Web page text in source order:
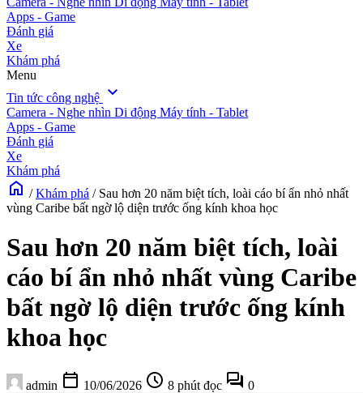
Apps - Game
Đánh giá
Xe
Khám phá
Menu
Tin tức công nghệ expand_more
Camera - Nghe nhìn Di động Máy tính - Tablet
Apps - Game
Đánh giá
Xe
Khám phá
home / Khám phá / Sau hơn 20 năm biệt tích, loài cáo bí ẩn nhỏ nhất
vùng Caribe bất ngờ lộ diện trước ống kính khoa học
Sau hơn 20 năm biệt tích, loài
cáo bí ẩn nhỏ nhất vùng Caribe
bất ngờ lộ diện trước ống kính
khoa học
admin calendar_today 10/06/2026 schedule 8 phút đọc forum 0